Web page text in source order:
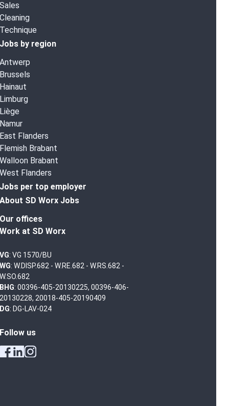
Sales
Cleaning
Technique
Jobs by region
Antwerp
Brussels
Hainaut
Limburg
Liège
Namur
East Flanders
Flemish Brabant
Walloon Brabant
West Flanders
Jobs per top employer
About SD Worx Jobs
Our offices
Work at SD Worx
VG: VG 1570/BU
WG: W.DISP.682 - W.RE.682 - W.RS.682 -
W.SO.682
BHG: 00396-405-20130225, 00396-406-
20130228, 20018-405-20190409
DG: DG-LAV-024
Follow us